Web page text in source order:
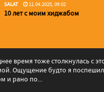
SALAT 11.04.2025, 09:02
10 лет с моим хиджабом
время тоже столкнулась с
Ощущение будто я
и рано по...